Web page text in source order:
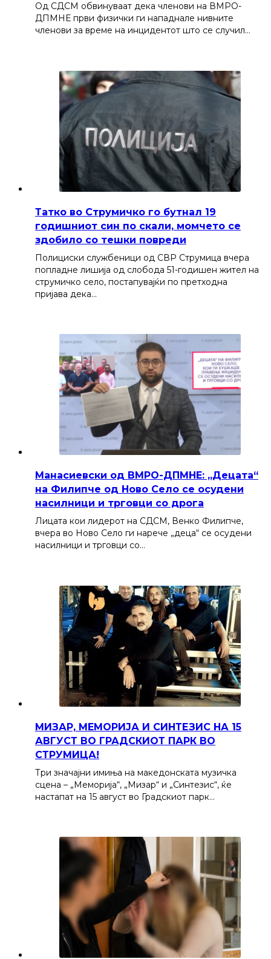
Од СДСМ обвинуваат дека членови на ВМРО-
ДПМНЕ први физички ги нападнале нивните
членови за време на инцидентот што се случил…
Татко во Струмичко го бутнал 19
годишниот син по скали, момчето се
здобило со тешки повреди
Полициски службеници од СВР Струмица вчера
попладне лишија од слобода 51-годишен жител на
струмичко село, постапувајќи по претходна
пријава дека…
Манасиевски од ВМРО-ДПМНЕ: „Децата“
на Филипче од Ново Село се осудени
насилници и трговци со дрога
Лицата кои лидерот на СДСМ, Венко Филипче,
вчера во Ново Село ги нарече „деца“ се осудени
насилници и трговци со…
МИЗАР, МЕМОРИЈА И СИНТЕЗИС НА 15
АВГУСТ ВО ГРАДСКИОТ ПАРК ВО
СТРУМИЦА!
Три значајни имиња на македонската музичка
сцена – „Меморија“, „Мизар“ и „Синтезис“, ќе
настапат на 15 август во Градскиот парк…